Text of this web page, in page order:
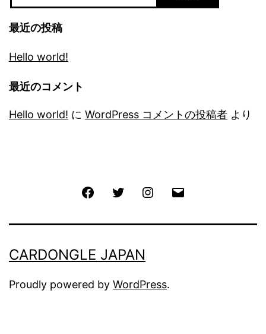
最近の投稿
Hello world!
最近のコメント
Hello world! に WordPress コメントの投稿者 より
FacebookTwitter Instagram
CARDONGLE JAPAN
Proudly powered by WordPress.